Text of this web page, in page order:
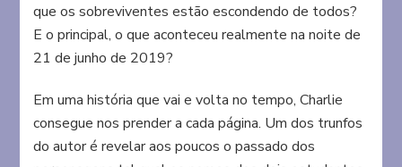
que os sobreviventes estão escondendo de todos?
E o principal, o que aconteceu realmente na noite de
21 de junho de 2019?
Em uma história que vai e volta no tempo, Charlie
consegue nos prender a cada página. Um dos trunfos
do autor é revelar aos poucos o passado dos